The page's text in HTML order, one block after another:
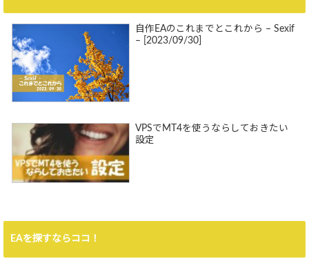
自作EAのこれまでとこれから – Sexif
– [2023/09/30]
VPSでMT4を使うならしておきたい
設定
EAを探すならココ！